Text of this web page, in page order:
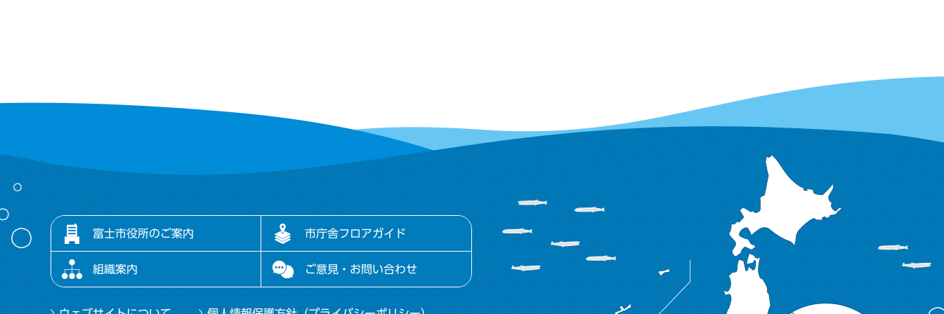
富士市役所のご案内 市庁舎フロアガイド
組織案内 ご意見・お問い合わせ